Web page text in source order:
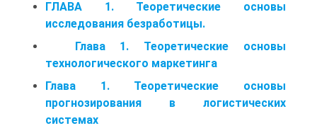
ГЛАВА 1. Теоретические основы
исследования безработицы.
Глава 1. Теоретические основы
технологического маркетинга
Глава 1. Теоретические основы
прогнозирования в логистических
системах